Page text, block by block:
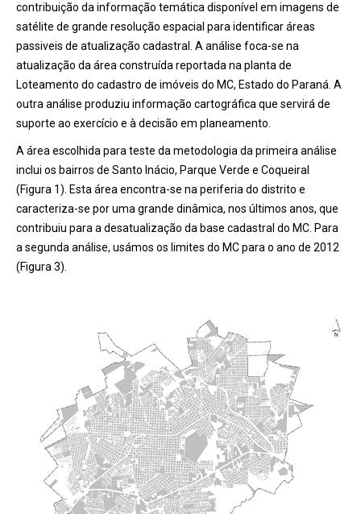
contribuição da informação temática disponível em imagens de
satélite de grande resolução espacial para identificar áreas
passiveis de atualização cadastral. A análise foca-se na
atualização da área construída reportada na planta de
Loteamento do cadastro de imóveis do MC, Estado do Paraná. A
outra análise produziu informação cartográfica que servirá de
suporte ao exercício e à decisão em planeamento.
A área escolhida para teste da metodologia da primeira análise
inclui os bairros de Santo Inácio, Parque Verde e Coqueiral
(Figura 1). Esta área encontra-se na periferia do distrito e
caracteriza-se por uma grande dinâmica, nos últimos anos, que
contribuiu para a desatualização da base cadastral do MC. Para
a segunda análise, usámos os limites do MC para o ano de 2012
(Figura 3).